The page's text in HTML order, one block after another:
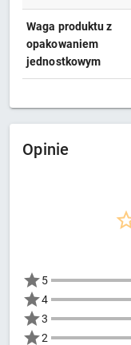
Waga produktu z
opakowaniem
jednostkowym
Opinie
5
4
3
2